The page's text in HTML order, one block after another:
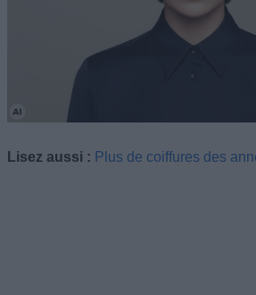
Lisez aussi : Plus de coiffures des